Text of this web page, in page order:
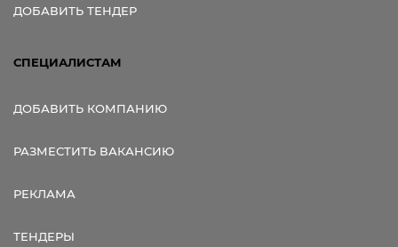
ДОБАВИТЬ ТЕНДЕР
СПЕЦИАЛИСТАМ
ДОБАВИТЬ КОМПАНИЮ
РАЗМЕСТИТЬ ВАКАНСИЮ
РЕКЛАМА
ТЕНДЕРЫ